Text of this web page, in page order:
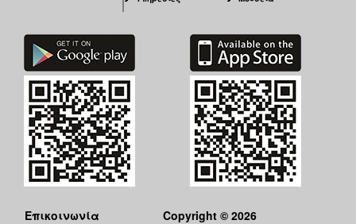
Επικοινωνία
Copyright © 2026